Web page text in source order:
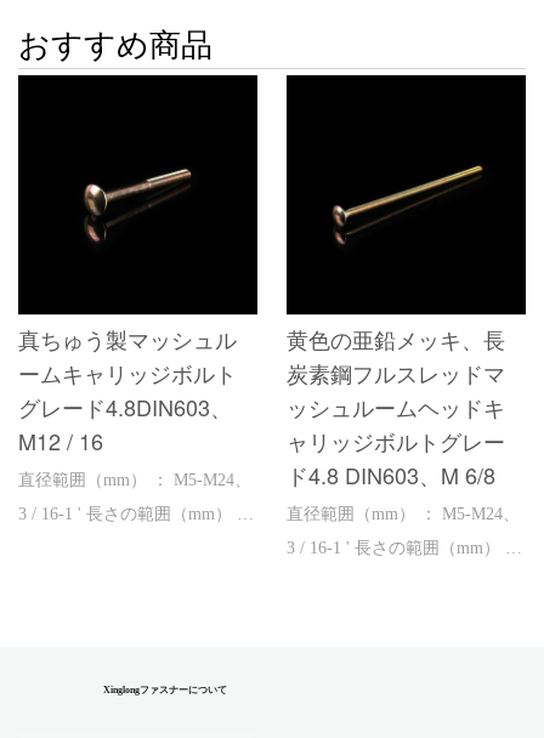
おすすめ商品
真ちゅう製マッシュル
ームキャリッジボルト
グレード4.8DIN603、
M12 / 16
直径範囲（mm） ： M5-M24、
3 / 16-1 ' 長さの範囲（mm） ：
黄色の亜鉛メッキ、長
炭素鋼フルスレッドマ
ッシュルームヘッドキ
ャリッジボルトグレー
ド4.8 DIN603、M 6/8
直径範囲（mm） ： M5-M24、
3 / 16-1 ' 長さの範囲（mm） ：
Xinglongファスナーについて